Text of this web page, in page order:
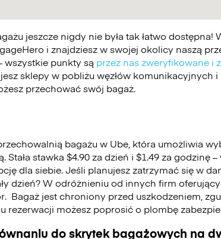
jeszcze nigdy nie była tak łatwo dostępna!
i znajdziesz w swojej okolicy naszą
wszystkie punkty są przez nas zweryfikowane i
sklepy w pobliżu węzłów komunikacyjnych
przechować swój bagaż.
bagażu w Ube, która umożliwia
stawka $4.90 za dzień i $1.49 za godzinę
dla siebie. Jeśli planujesz zatrzymać się w
dzień? W odróżnieniu od innych firm
Bagaż jest chroniony przed uszkodzeniem,
rezerwacji możesz poprosić o plombę
do skrytek bagażowych na